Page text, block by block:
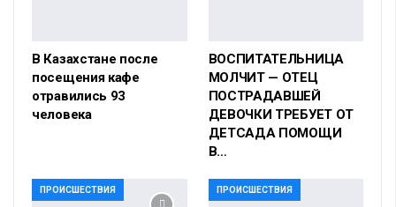
В Казахстане после
посещения кафе
отравились 93
человека
ВОСПИТАТЕЛЬНИЦА
МОЛЧИТ — ОТЕЦ
ПОСТРАДАВШЕЙ
ДЕВОЧКИ ТРЕБУЕТ ОТ
ДЕТСАДА ПОМОЩИ
В…
ПРОИСШЕСТВИЯ ПРОИСШЕСТВИЯ